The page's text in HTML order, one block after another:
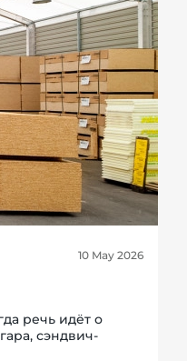
10 May 2026
речь идёт о
сэндвич-